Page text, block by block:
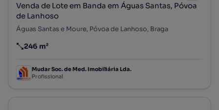
Venda de Lote em Banda em Águas Santas, Póvoa
de Lanhoso
Águas Santas e Moure, Póvoa de Lanhoso, Braga
Preço por metro quadrado
246 m²
Mudar Soc. de Med. Imobiliária Lda.
Profissional